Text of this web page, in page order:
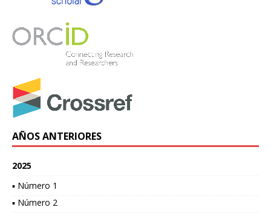
AÑOS ANTERIORES
2025
▪ Número 1
▪ Número 2